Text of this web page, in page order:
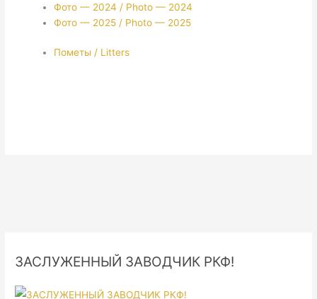
Фото — 2024 / Photo — 2024
Фото — 2025 / Photo — 2025
Пометы / Litters
ЗАСЛУЖЕННЫЙ ЗАВОДЧИК РКФ!